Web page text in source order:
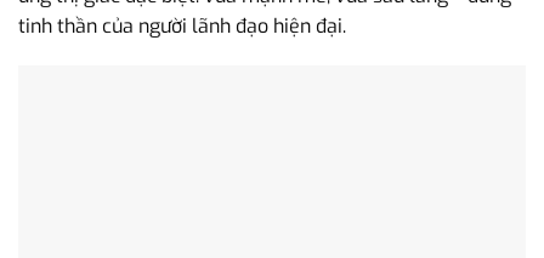
tinh thần của người lãnh đạo hiện đại.